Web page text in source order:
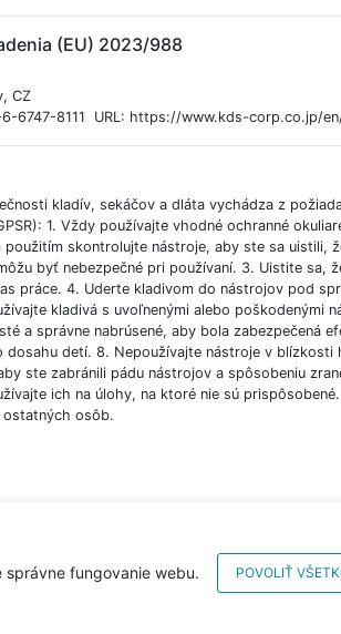
(EU) 2023/988
CZ
6747-8111 URL: https://www.kds-corp.co.jp/
kladív, sekáčov a dláta vychádza z
1. Vždy používajte vhodné ochranné
skontrolujte nástroje, aby ste sa uistili,
byť nebezpečné pri používaní. 3. Uistite sa,
práce. 4. Uderte kladivom do nástrojov pod
kladivá s uvoľnenými alebo poškodenými
a správne nabrúsené, aby bola zabezpečená
dosahu detí. 8. Nepoužívajte nástroje v
ste zabránili pádu nástrojov a spôsobeniu
ich na úlohy, na ktoré nie sú
osôb.
fungovanie webu.
POVOLIŤ